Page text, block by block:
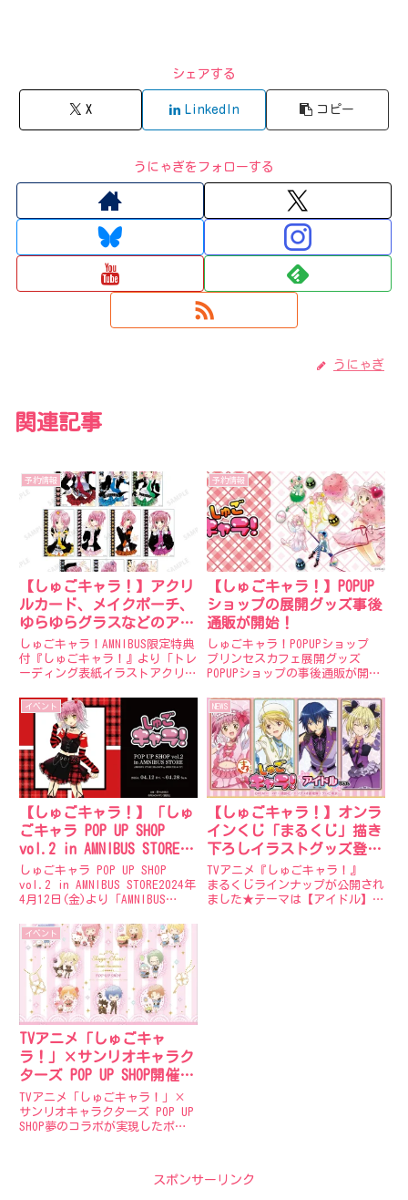
シェアする
X LinkedIn コピー
うにゃぎをフォローする
うにゃぎ
関連記事
予約情報
【しゅごキャラ！】アクリ
ルカード、メイクポーチ、
ゆらゆらグラスなどのアイ
テムが予約受付中！
しゅごキャラ！AMNIBUS限定特典
付『しゅごキャラ！』より「トレ
ーディング表紙イラストアクリル
メイクポーチ」「ゆらゆら グラ
ス」などアイテム多数予約開始！
AMNIBUS限定特典もあります！予
約特典＜販売概要＞...
予約情報
【しゅごキャラ！】POPUP
ショップの展開グッズ事後
通販が開始！
しゅごキャラ！POPUPショップ
プリンセスカフェ展開グッズ
POPUPショップの事後通販が開始
と、特典もあります♪＜概要＞
■【チェキ風カードプレゼントキ
ャンペーン】期間中に「しゅごキ
ャラ！」関連商品をご予約・ご
購...
イベント
【しゅごキャラ！】「しゅ
ごキャラ POP UP SHOP
vol.2 in AMNIBUS STORE」
が開催決定！！
しゅごキャラ POP UP SHOP
vol.2 in AMNIBUS STORE2024年
4月12日(金)より「AMNIBUS
ラ！』POP UP SHOP vol.2 in
AMNIBUS STORE」の開...
NEWS
【しゅごキャラ！】オンラ
インくじ「まるくじ」描き
下ろしイラストグッズ登
場！
TVアニメ『しゅごキャラ！』
まるくじラインナップが公開され
ました★テーマは【アイドル】
イベント
TVアニメ「しゅごキャ
ラ！」×サンリオキャラク
ターズ POP UP SHOP開催
中！
TVアニメ「しゅごキャラ！」×
サンリオキャラクターズ POP UP
SHOP夢のコラボが実現したポッ
ズ販売や、スタンディパネルの展スポンサーリンク